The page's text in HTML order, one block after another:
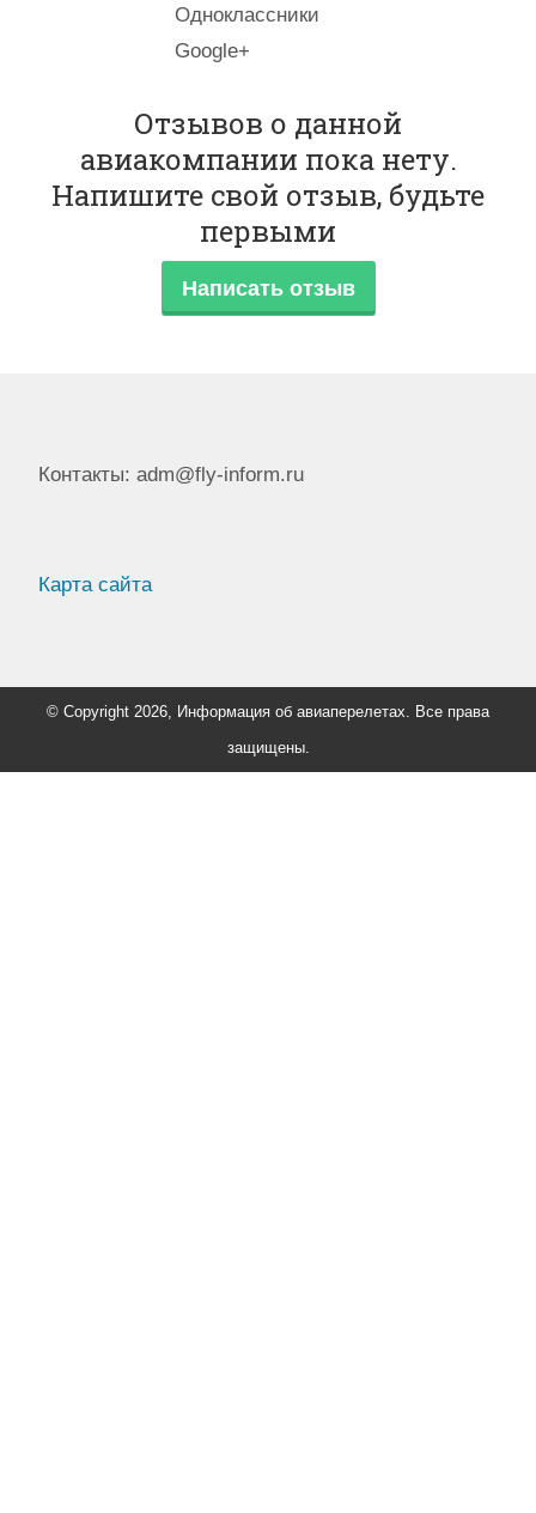
Одноклассники
Google+
Отзывов о данной
авиакомпании пока нету.
Напишите свой отзыв, будьте
первыми
Написать отзыв
Контакты: adm@fly-inform.ru
Карта сайта
© Copyright 2026, Информация об авиаперелетах. Все права
защищены.